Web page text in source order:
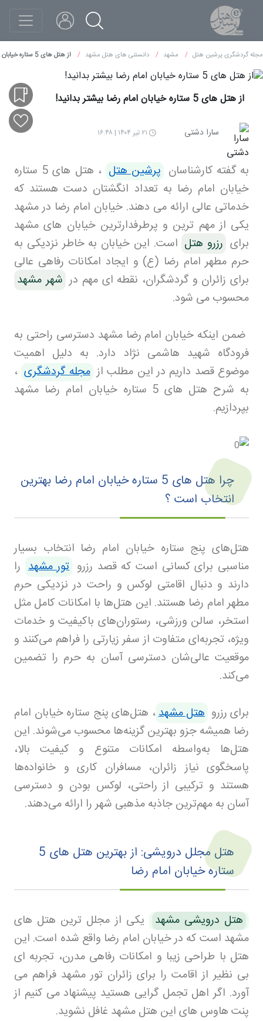
مجله گردشگری پرشین هتل مشهد دانستنی های هتل مشهد از هتل‌ های 5 ستاره خیابان امام رضا بیشتر بدانید!
از هتل‌ های 5 ستاره خیابان امام رضا بیشتر بدانید!
سارا دشتی ۲۱ تیر ۱۴۰۴ | ۱۶:۴۸
به گفته کارشناسان پرشین هتل ،
هتل‌ های 5 ستاره
خیابان امام رضا به تعداد انگشتان دست هستند که
خدماتی عالی ارائه می دهند. خیابان امام رضا در مشهد
یکی از مهم‌ ترین و پرطرفدارترین خیابان های مشهد
برای رزرو هتل است. این خیابان به خاطر نزدیکی به
حرم مطهر امام رضا (ع) و ایجاد امکانات رفاهی عالی
برای زائران و گردشگران، نقطه ای مهم در شهر مشهد
محسوب می شود.
ضمن اینکه خیابان امام رضا مشهد دسترسی راحتی به
فرودگاه شهید هاشمی نژاد دارد. به دلیل اهمیت
موضوع قصد داریم در این مطلب از مجله گردشگری ،
به شرح هتل‌ های 5 ستاره خیابان امام رضا مشهد
بپردازیم.
چرا هتل های 5 ستاره خیابان امام رضا بهترین
انتخاب است ؟
هتل‌های پنج ستاره خیابان امام رضا انتخاب بسیار
مناسبی برای کسانی است که قصد رزرو تور مشهد را
دارند و دنبال اقامتی لوکس و راحت در نزدیکی حرم
مطهر امام رضا هستند. این هتل‌ها با امکانات کامل مثل
استخر، سالن ورزشی، رستوران‌های باکیفیت و خدمات
ویژه، تجربه‌ای متفاوت از سفر زیارتی را فراهم می‌کنند و
موقعیت عالی‌شان دسترسی آسان به حرم را تضمین
می‌کند.
برای رزرو هتل مشهد، هتل‌های پنج ستاره خیابان امام
رضا همیشه جزو بهترین گزینه‌ها محسوب می‌شوند. این
هتل‌ها به‌واسطه امکانات متنوع و کیفیت بالا،
پاسخگوی نیاز زائران، مسافران کاری و خانواده‌ها
هستند و ترکیبی از راحتی، لوکس بودن و دسترسی
آسان به مهم‌ترین جاذبه مذهبی شهر را ارائه می‌دهند.
هتل مجلل درویشی: از بهترین هتل‌ های 5
ستاره خیابان امام رضا
هتل درویشی مشهد
یکی از مجلل ترین هتل های
مشهد است که در خیابان امام رضا واقع شده است. این
هتل با طراحی زیبا و امکانات رفاهی مدرن، تجربه ‌ای
بی ‌نظیر از اقامت را برای زائران تور مشهد فراهم می
آورد. اگر اهل تجمل گرایی هستید پیشنهاد می کنیم از
پنت هاوس های این هتل مشهد غافل نشوید.